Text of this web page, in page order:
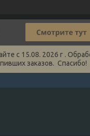
с 15.08. 2026 г .
заказов. Спасибо!